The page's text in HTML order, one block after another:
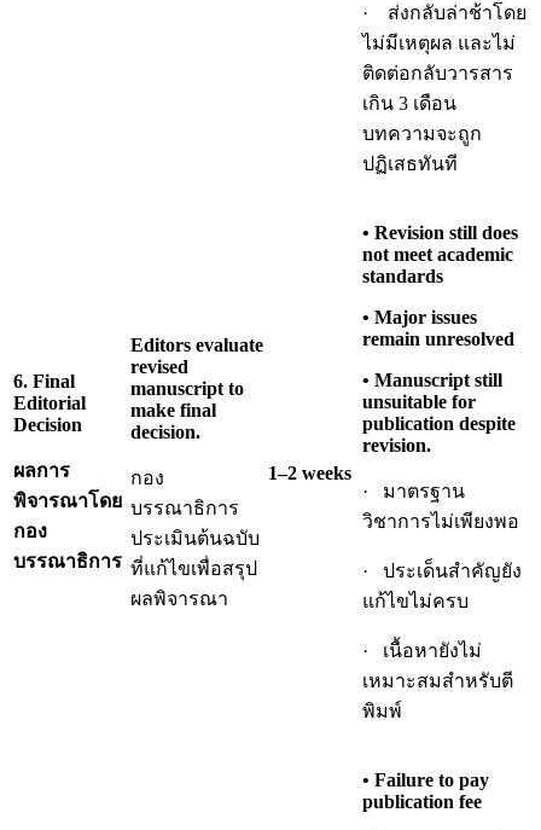
· ส่งกลับล่าช้าโดย
ไม่มีเหตุผล และไม่
ติดต่อกลับวารสาร
เกิน 3 เดือน
บทความจะถูก
ปฏิเสธทันที
6. Final
Editorial
Decision
ผลการ
พิจารณาโดย
กอง
บรรณาธิการ
Editors evaluate
revised
manuscript to
make final
decision.
กอง
บรรณาธิการ
ประเมินต้นฉบับ
ที่แก้ไขเพื่อสรุป
ผลพิจารณา
1–2 weeks
• Revision still does
not meet academic
standards
• Major issues
remain unresolved
• Manuscript still
unsuitable for
publication despite
revision.
· มาตรฐาน
วิชาการไม่เพียงพอ
· ประเด็นสำคัญยัง
แก้ไขไม่ครบ
· เนื้อหายังไม่
เหมาะสมสำหรับตี
พิมพ์
• Failure to pay
publication fee